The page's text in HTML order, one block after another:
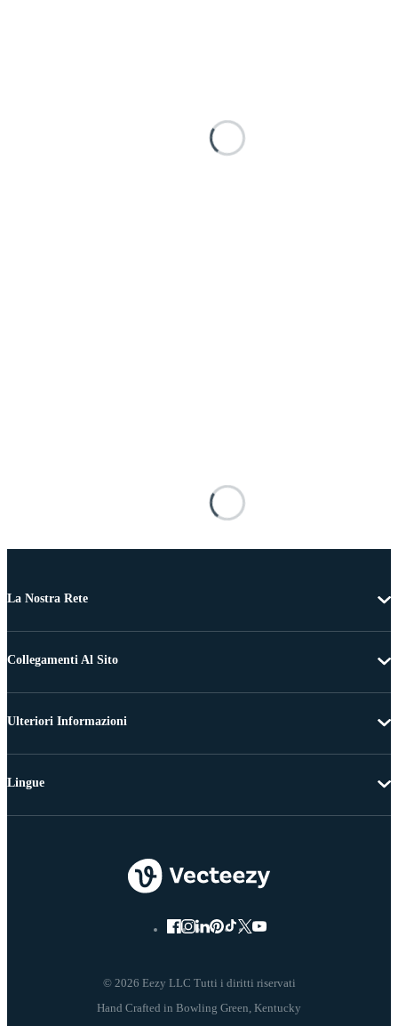
La Nostra Rete
Collegamenti Al Sito
Ulteriori Informazioni
© 2026 Eezy LLC Tutti i diritti riservati
Lingue